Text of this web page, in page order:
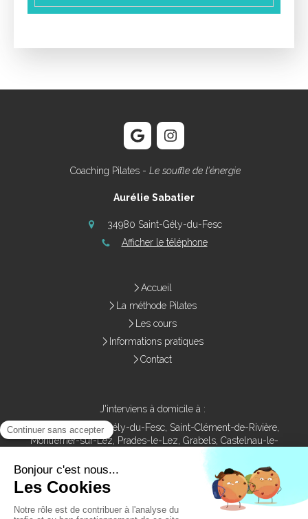
Coaching Pilates - Le souffle de l'énergie
Aurélie Sabatier
34980 Saint-Gély-du-Fesc
Afficher le téléphone
Accueil
La méthode Pilates
Les cours
Informations pratiques
Contact
J'interviens à domicile à :
Montpellier, Saint-Gély-du-Fesc, Saint-Clément-de-Rivière,
Montferrier-sur-Lez, Prades-le-Lez, Grabels, Castelnau-le-